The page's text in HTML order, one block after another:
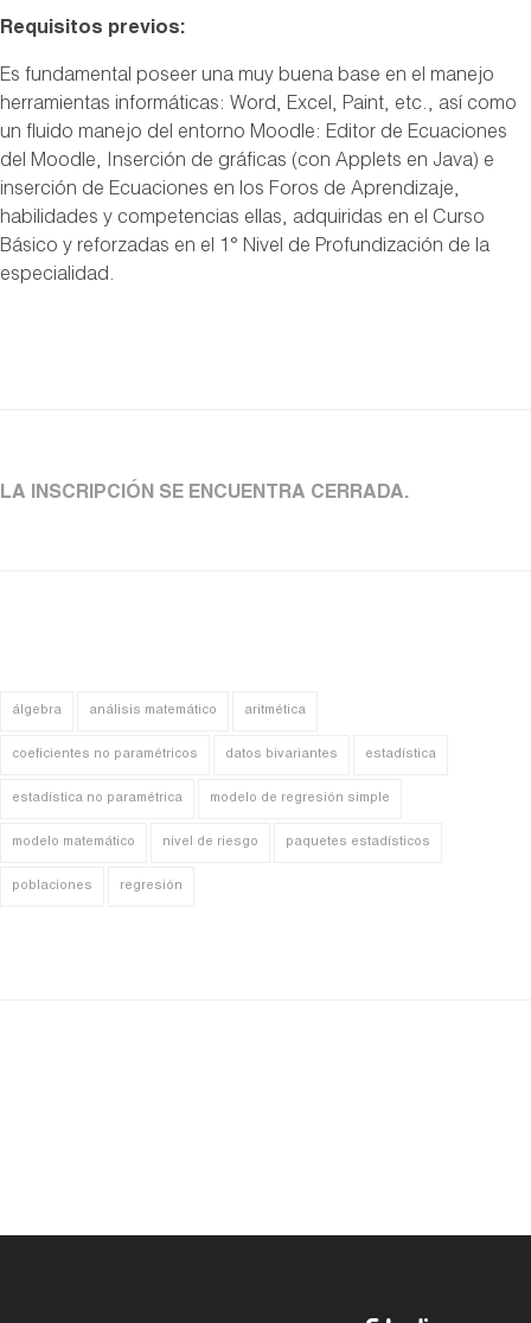
Requisitos previos:
Es fundamental poseer una muy buena base en el manejo
herramientas informáticas: Word, Excel, Paint, etc., así como
un fluido manejo del entorno Moodle: Editor de Ecuaciones
del Moodle, Inserción de gráficas (con Applets en Java) e
inserción de Ecuaciones en los Foros de Aprendizaje,
habilidades y competencias ellas, adquiridas en el Curso
Básico y reforzadas en el 1° Nivel de Profundización de la
especialidad.
LA INSCRIPCIÓN SE ENCUENTRA CERRADA.
álgebra análisis matemático aritmética
coeficientes no paramétricos datos bivariantes estadística
estadística no paramétrica modelo de regresión simple
modelo matemático nivel de riesgo paquetes estadísticos
poblaciones regresión